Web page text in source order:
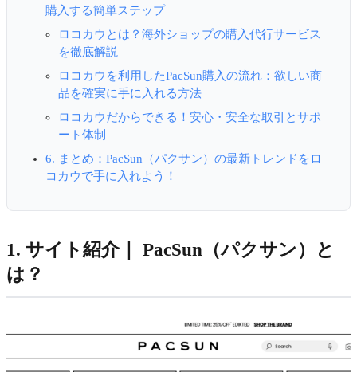
購入する簡単ステップ
ロコカウとは？海外ショップの購入代行サービス
を徹底解説
ロコカウを利用したPacSun購入の流れ：欲しい商
品を確実に手に入れる方法
ロコカウだからできる！安心・安全な取引とサポ
ート体制
6. まとめ：PacSun（パクサン）の最新トレンドをロ
コカウで手に入れよう！
1. サイト紹介｜ PacSun（パクサン）と
は？